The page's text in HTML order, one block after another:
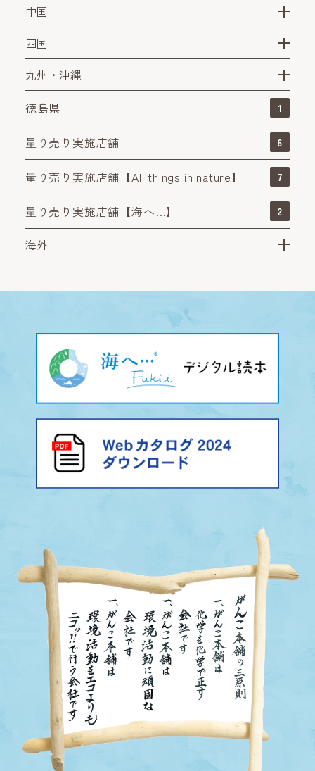
中国
四国
九州・沖縄
徳島県
1
量り売り実施店舗 6
量り売り実施店舗【All things in nature】 7
量り売り実施店舗【海へ…】 2
海外